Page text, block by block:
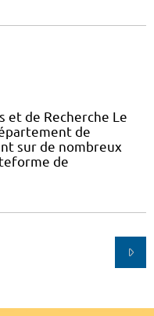
et de Recherche Le
de
sur de nombreux
de